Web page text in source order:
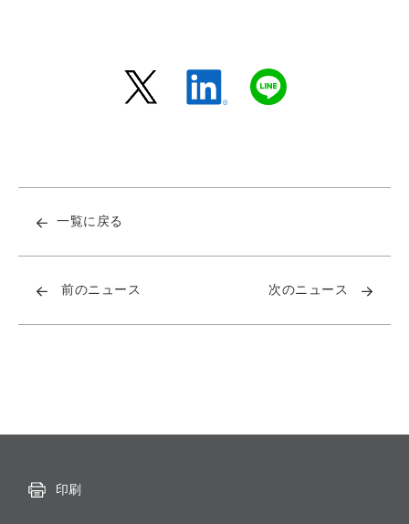
一覧に戻る
前のニュース 次のニュース
印刷